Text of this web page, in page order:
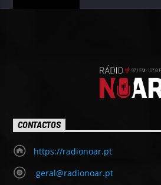
CONTACTOS
https://radionoar.pt
geral@radionoar.pt